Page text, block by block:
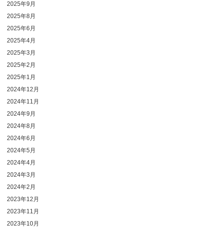
2025年9月
2025年8月
2025年6月
2025年4月
2025年3月
2025年2月
2025年1月
2024年12月
2024年11月
2024年9月
2024年8月
2024年6月
2024年5月
2024年4月
2024年3月
2024年2月
2023年12月
2023年11月
2023年10月